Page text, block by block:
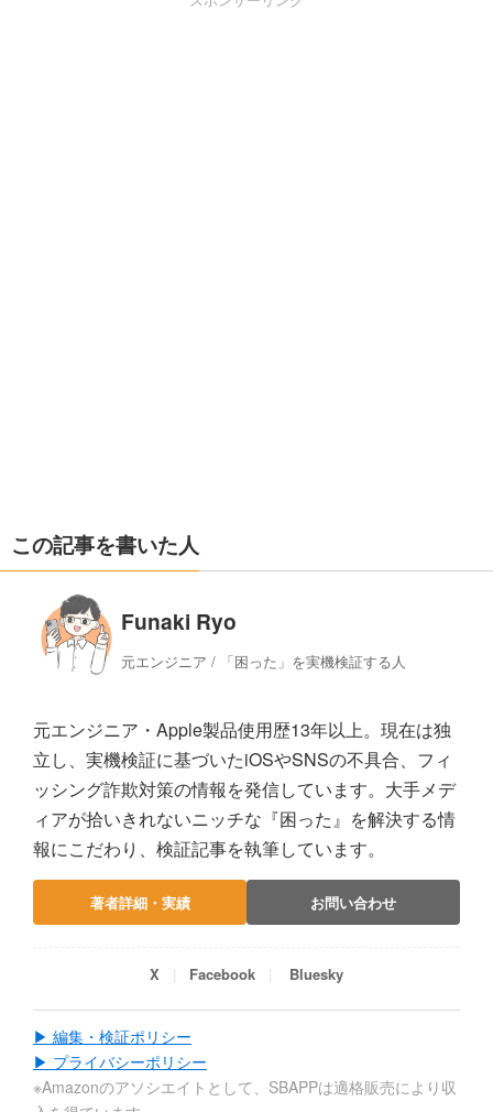
この記事を書いた人
Funaki Ryo
元エンジニア / 「困った」を実機検証する人
元エンジニア・Apple製品使用歴13年以上。現在は独
立し、実機検証に基づいたiOSやSNSの不具合、フィ
ッシング詐欺対策の情報を発信しています。大手メデ
ィアが拾いきれないニッチな『困った』を解決する情
報にこだわり、検証記事を執筆しています。
著者詳細・実績 お問い合わせ
X Facebook Bluesky
▶ 編集・検証ポリシー
▶ プライバシーポリシー
※Amazonのアソシエイトとして、SBAPPは適格販売により収